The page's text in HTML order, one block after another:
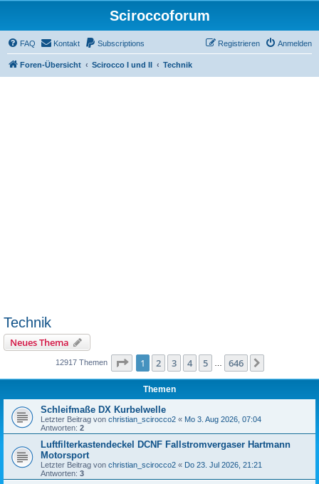
Sciroccoforum
FAQ Kontakt Subscriptions Anmelden
Registrieren
Foren-Übersicht Scirocco I und II Technik
Technik
Neues Thema
12917 Themen Seite 1von 646
1 2 3 4 5 646
Themen
Schleifmaße DX Kurbelwelle
Letzter Beitrag von christian_scirocco2 « Mo 3. Aug 2026, 07:04
Antworten: 2
Luftfilterkastendeckel DCNF Fallstromvergaser Hartmann
Motorsport
Letzter Beitrag von christian_scirocco2 « Do 23. Jul 2026, 21:21
Antworten: 3